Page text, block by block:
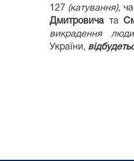
127 (катування),
Дмитровича та
викрадення
України,